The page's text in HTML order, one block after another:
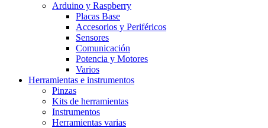
Arduino y Raspberry
Placas Base
Accesorios y Periféricos
Sensores
Comunicación
Potencia y Motores
Varios
Herramientas e instrumentos
Pinzas
Kits de herramientas
Instrumentos
Herramientas varias